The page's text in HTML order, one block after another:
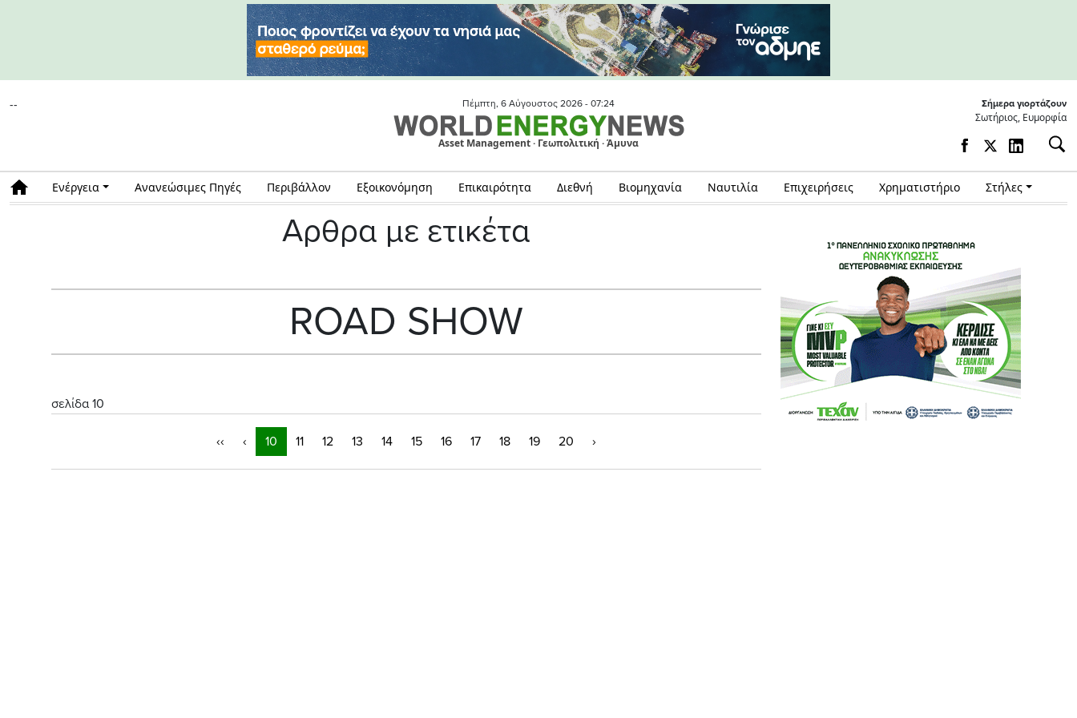
-- Πέμπτη, 6 Αύγουστος 2026 - 07:24
Asset Management · Γεωπολιτική · Άμυνα
Σήμερα γιορτάζουν
Σωτήριος, Ευμορφία
Ενέργεια Ανανεώσιμες Πηγές Περιβάλλον Εξοικονόμηση Επικαιρότητα Διεθνή Βιομηχανία Ναυτιλία Επιχειρήσεις Χρηματιστήριο Στήλες
Αρθρα με ετικέτα
ROAD SHOW
σελίδα 10
‹‹ ‹ 10 11 12 13 14 15 16 17 18 19 20 ›